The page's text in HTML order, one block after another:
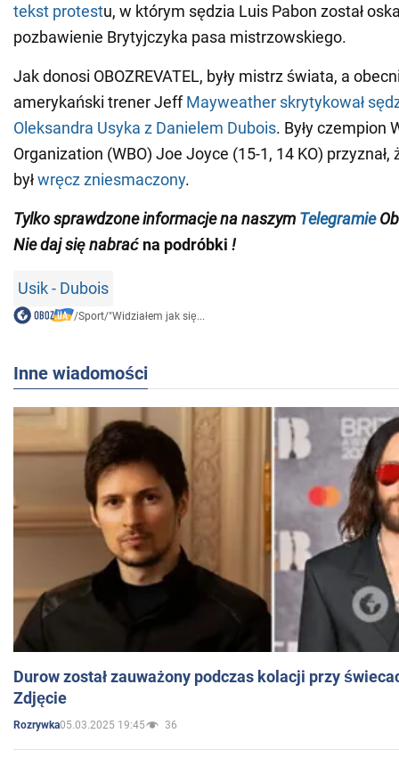
tekst protestu, w którym sędzia Luis Pabon został
pozbawienie Brytyjczyka pasa mistrzowskiego.
Jak donosi OBOZREVATEL, były mistrz świata, a
amerykański trener JeffMayweather skrytykował
Oleksandra Usyka z Danielem Dubois. Były czempion
Organization (WBO) Joe Joyce (15-1, 14 KO)
byłwręcz zniesmaczony.
Tylkosprawdzone informacje na naszym Telegramie
Nie daj się nabrać na podróbki !
Usik - Dubois
/Sport/"Widziałem jak się...
Inne wiadomości
Durow został zauważony podczas kolacji przy
Zdjęcie
Rozrywka05.03.2025 19:45 36